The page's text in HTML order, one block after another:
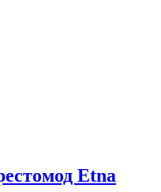
Etna